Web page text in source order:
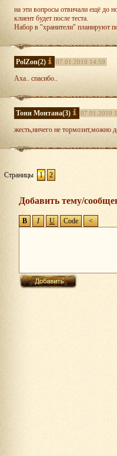
на эти вопросы отвичали ещё до
клиент будет после теста.
Набор в "хранители" планируют
PolZon(2) 07.01.2010 14:59
Аха.. спасибо..
Тони Монтана(3) 07.01.2010
жесть,ничего не тормозит,можно
Страницы 1 2
Добавить тему/